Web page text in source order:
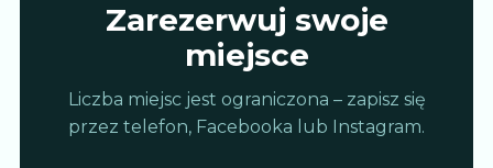
Zarezerwuj swoje
miejsce
Liczba miejsc jest ograniczona – zapisz się
przez telefon, Facebooka lub Instagram.